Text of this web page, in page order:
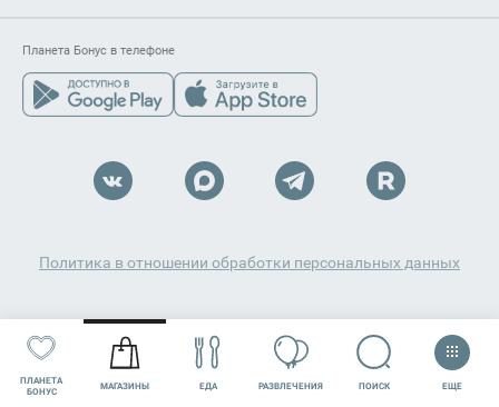
ПЛАНЕТА
БОНУС
МАГАЗИНЫ ЕДА РАЗВЛЕЧЕНИЯ СЕРВИСЫ АКЦИИ
ПОИСК ЕЩЕ
Планета Бонус в телефоне
Политика в отношении обработки персональных данных